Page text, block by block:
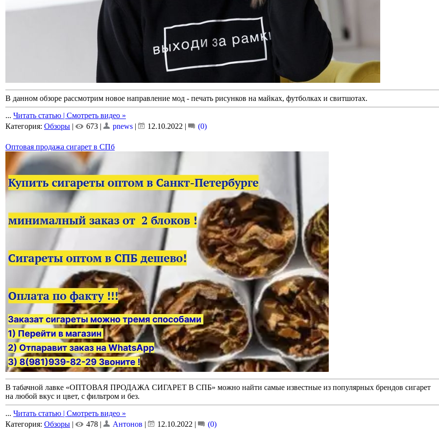
В данном обзоре рассмотрим новое направление мод - печать рисунков на майках, футболках и свитшотах.
... Читать статью | Смотреть видео »
Категория: Обзоры | 673 | pnews | 12.10.2022 | (0)
Оптовая продажа сигарет в СПб
В табачной лавке «ОПТОВАЯ ПРОДАЖА СИГАРЕТ В СПБ» можно найти самые известные из популярных брендов сигарет
на любой вкус и цвет, с фильтром и без.
... Читать статью | Смотреть видео »
Категория: Обзоры | 478 | Антонов | 12.10.2022 | (0)